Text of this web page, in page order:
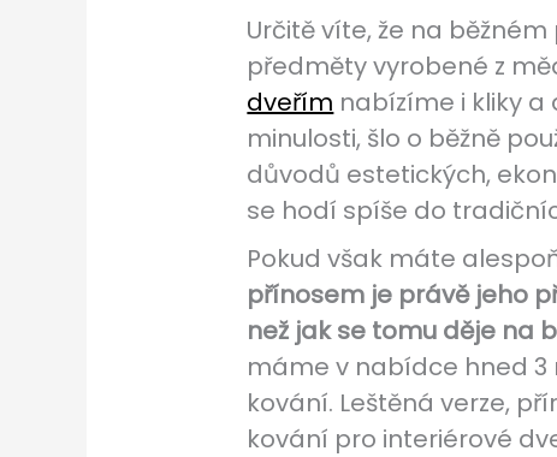
Určitě víte, že na
předměty vyrobené z
dveřím nabízíme i kliky
minulosti, šlo o běžně
důvodů estetických,
se hodí spíše do
Pokud však máte
přínosem je právě jeho
než jak se tomu děje na
máme v nabídce hned
kování. Leštěná verze,
kování pro interiérové